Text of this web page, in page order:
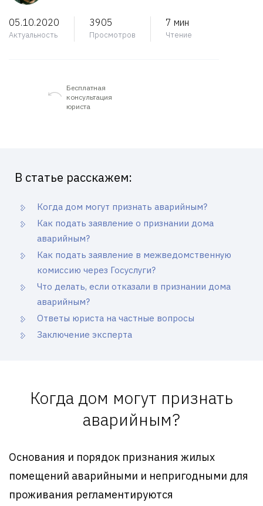
05.10.2020
Актуальность
3905
Просмотров
7 мин
Чтение
Бесплатная
консультация
юриста
В статье расскажем:
Когда дом могут признать аварийным?
Как подать заявление о признании дома
аварийным?
Как подать заявление в межведомственную
комиссию через Госуслуги?
Что делать, если отказали в признании дома
аварийным?
Ответы юриста на частные вопросы
Заключение эксперта
Когда дом могут признать
аварийным?
Основания и порядок признания жилых
помещений аварийными и непригодными для
проживания регламентируются